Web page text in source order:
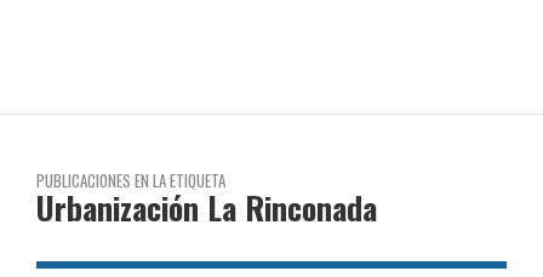
PUBLICACIONES EN LA ETIQUETA
Urbanización La Rinconada